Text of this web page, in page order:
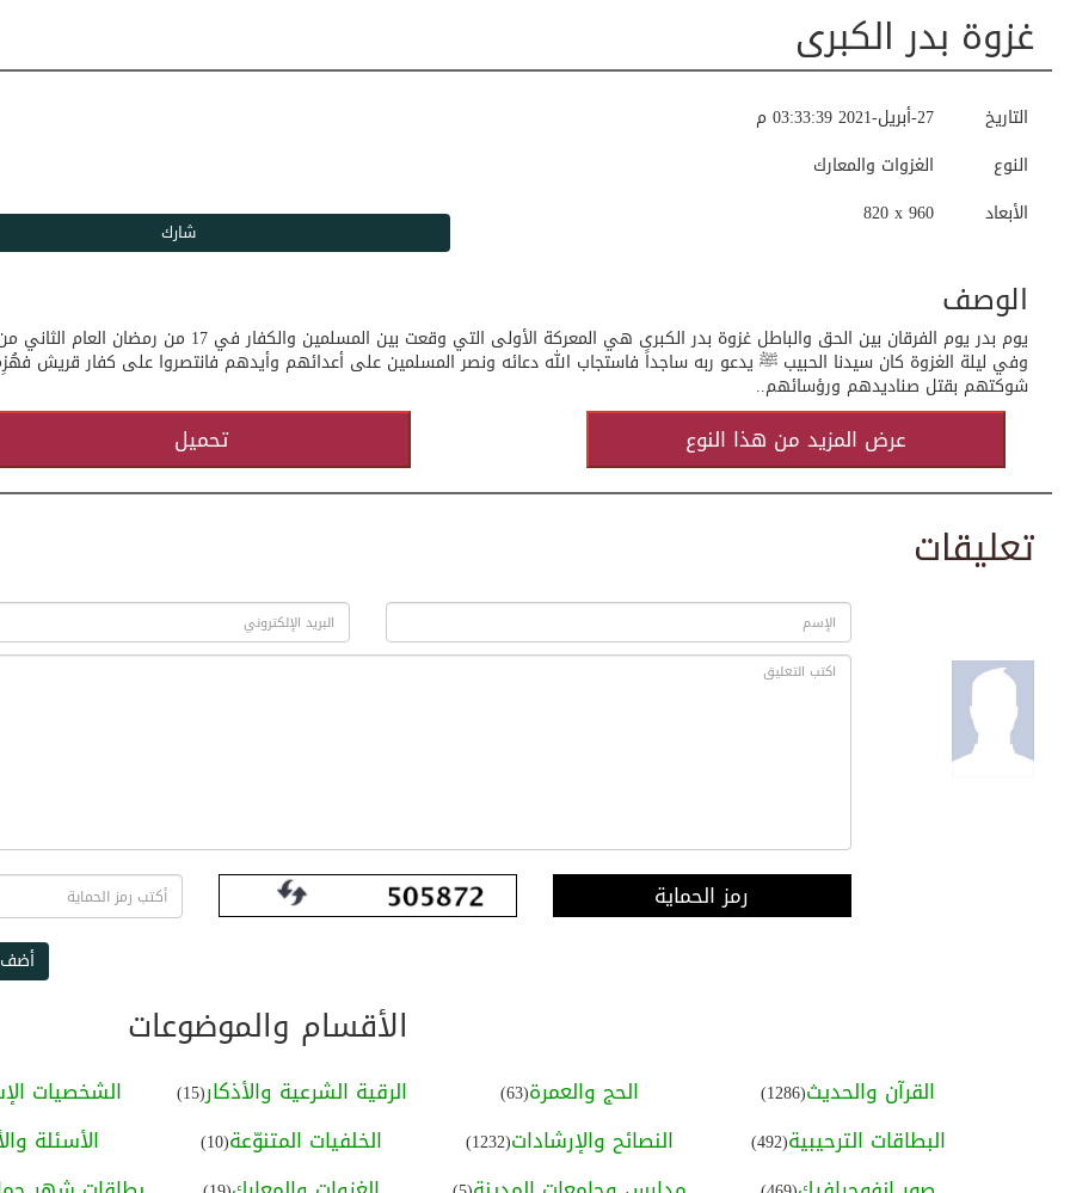
غزوة بدر الكبرى
27-أبريل-2021 03:33:39 م
التاريخ
الغزوات والمعارك
النوع
820 x 960
الأبعاد
الوصف
يوم بدر يوم الفرقان بين الحق والباطل غزوة بدر الكبرى هي المعركة الأولى التي وقعت بين المسلمين
وفي ليلة الغزوة كان سيدنا الحبيب ﷺ يدعو ربه ساجداً فاستجاب الله دعائه ونصر المسلمين على أعدائهم وأيدهم فانتصروا على كفار قريش
شوكتهم بقتل صناديدهم ورؤسائهم..
تحميل عرض المزيد من هذا النوع
تعليقات
رمز الحماية
الأقسام والموضوعات
القرآن والحديث(1286) الحج والعمرة(63) الرقية الشرعية والأذكار(15) الشخصيات
البطاقات الترحيبية(492) النصائح والإرشادات(1232) الخلفيات المتنوّعة(10) الأسئلة